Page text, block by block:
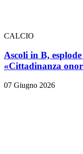
CALCIO
Ascoli in B,
«Cittadinanza
07 Giugno 2026